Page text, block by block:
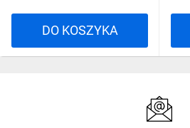
DO KOSZYKA